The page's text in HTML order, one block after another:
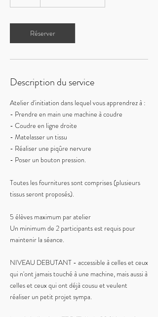
Réserver
Description du service
Atelier d'initiation dans lequel vous apprendrez à :
- Prendre en main une machine à coudre
- Coudre en ligne droite
- Matelasser un tissu
- Réaliser une piqûre nervure
- Poser un bouton pression.
Toutes les fournitures sont comprises (plusieurs
tissus seront proposés).
5 élèves maximum par atelier
Un minimum de 2 participants est requis pour
maintenir la séance.
NIVEAU DEBUTANT - accessible à celles et ceux
qui n'ont jamais touché à une machine, mais aussi à
celles et ceux qui ont déjà cousu et veulent
réaliser un petit projet sympa.